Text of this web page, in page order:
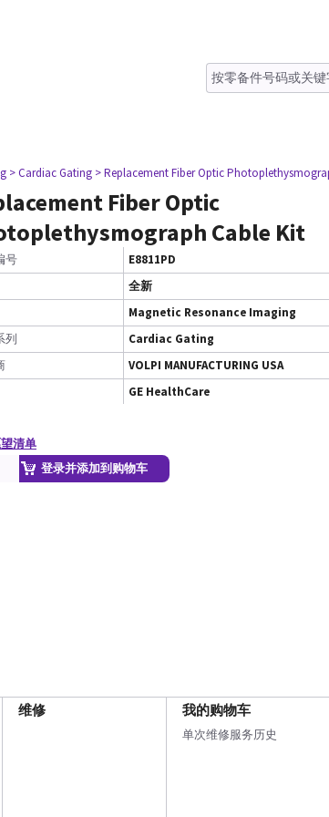
> Cardiac Gating > Replacement Fiber Optic
Fiber Optic
Cable Kit
号
E8811PD
全新
Magnetic Resonance Imaging
列
Cardiac Gating
VOLPI MANUFACTURING USA
GE HealthCare
清单
登录并添加到购物车
维修 我的购物车
单次维修服务历史